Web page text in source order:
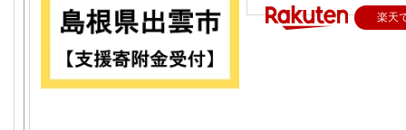
楽天